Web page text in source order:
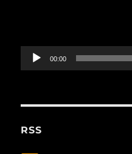
ー
00:00
RSS